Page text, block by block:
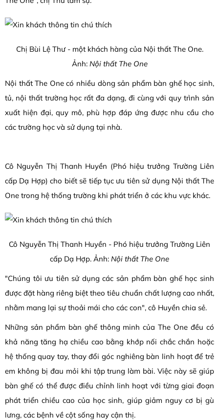
Chị Bùi Lệ Thư - một khách hàng của Nội thất The One.
Ảnh: Nội thất The One
Nội thất The One có nhiều dòng sản phẩm bàn ghế học sinh,
tủ, nội thất trường học rất đa dạng, đi cùng với quy trình sản
xuất hiện đại, quy mô, phù hợp đáp ứng được nhu cầu cho
các trường học và sử dụng tại nhà.
Cô Nguyễn Thị Thanh Huyền (Phó hiệu trưởng Trường Liên
cấp Dạ Hợp) cho biết sẽ tiếp tục ưu tiên sử dụng Nội thất The
One trong hệ thống trường khi phát triển ở các khu vực khác.
Cô Nguyễn Thị Thanh Huyền - Phó hiệu trưởng Trường Liên
cấp Dạ Hợp. Ảnh: Nội thất The One
"Chúng tôi ưu tiên sử dụng các sản phẩm bàn ghế học sinh
được đặt hàng riêng biệt theo tiêu chuẩn chất lượng cao nhất,
nhằm mang lại sự thoải mái cho các con", cô Huyền chia sẻ.
Những sản phẩm bàn ghế thông minh của The One đều có
khả năng tăng hạ chiều cao bằng khớp nối chắc chắn hoặc
hệ thống quay tay, thay đổi góc nghiêng bàn linh hoạt để trẻ
em không bị đau mỏi khi tập trung làm bài. Việc này sẽ giúp
bàn ghế có thể được điều chỉnh linh hoạt với từng giai đoạn
phát triển chiều cao của học sinh, giúp giảm nguy cơ bị gù
lưng, các bệnh về cột sống hay cận thị.